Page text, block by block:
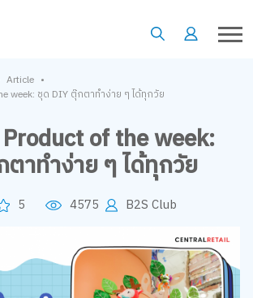
Article •
week: ชุด DIY ตุ๊กตาทำง่าย ๆ ได้ทุกวัย
of the week:
าทำง่าย ๆ ได้ทุกวัย
5 4575 B2S Club